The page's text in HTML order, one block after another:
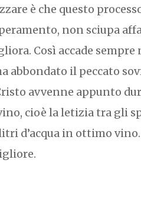
è che questo
non sciupa
Così accade
abbondato il peccato
avvenne appunto
cioè la letizia tra gli
d’acqua in ottimo